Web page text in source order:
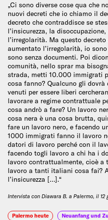
„Ci sono diverse cose qua che
nuovi decreti che io chiamo il
decreto che contraddisce se
l’insicurezza, la
l’irregolarità. Ma questo
aumentato l’irregolarità, io
sono senza documenti. Poi
comunità, nello sprar ma
strada, metti 10.000 immigrati
cosa fanno? Qualcuno gli dovrà
venuti per essere liberi
lavorare a regime contrattuale
cosa andrò a fare? Un lavoro
cosa nera è una cosa brutta,
fare un lavoro nero, e facendo
1000 immigrati fanno il lavoro
datori di lavoro perché con il
facendo togli lavoro a chi ha i
lavoro contrattualmente, cioè
lavoro a tanti italiani cosa fai?
l’insicurezza […].“
Intervista con Diawara B. a Palermo, il 12
Palermo heute Neuanfang und